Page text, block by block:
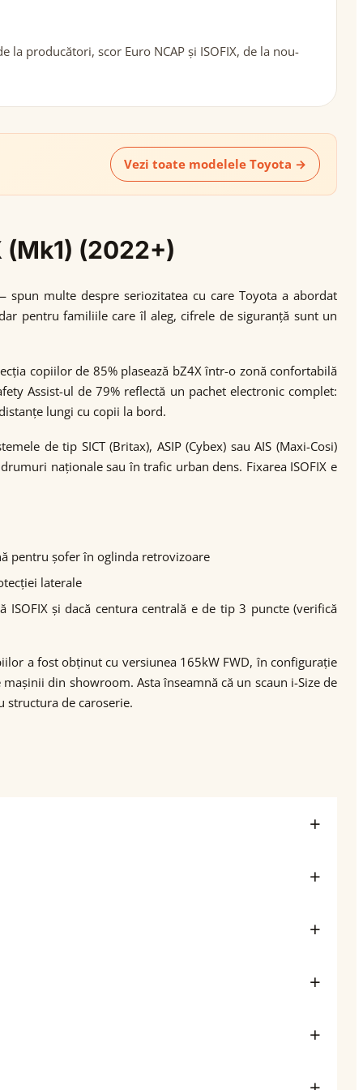
producători, scor Euro NCAP și ISOFIX, de la nou-
Vezi toate modelele Toyota →
(2022+)
multe despre seriozitatea cu care Toyota a abordat
pentru familiile care îl aleg, cifrele de siguranță sunt un
copiilor de 85% plasează bZ4X într-o zonă confortabilă
Assist-ul de 79% reflectă un pachet electronic complet:
lungi cu copii la bord.
de tip SICT (Britax), ASIP (Cybex) sau AIS (Maxi-Cosi)
naționale sau în trafic urban dens. Fixarea ISOFIX e
pentru șofer în oglinda retrovizoare
laterale
și dacă centura centrală e de tip 3 puncte (verifică
a fost obținut cu versiunea 165kW FWD, în configurație
din showroom. Asta înseamnă că un scaun i-Size de
structura de caroserie.